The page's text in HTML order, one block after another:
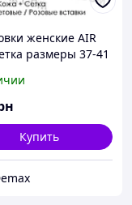
женские AIR
размеры 37-41
Купить